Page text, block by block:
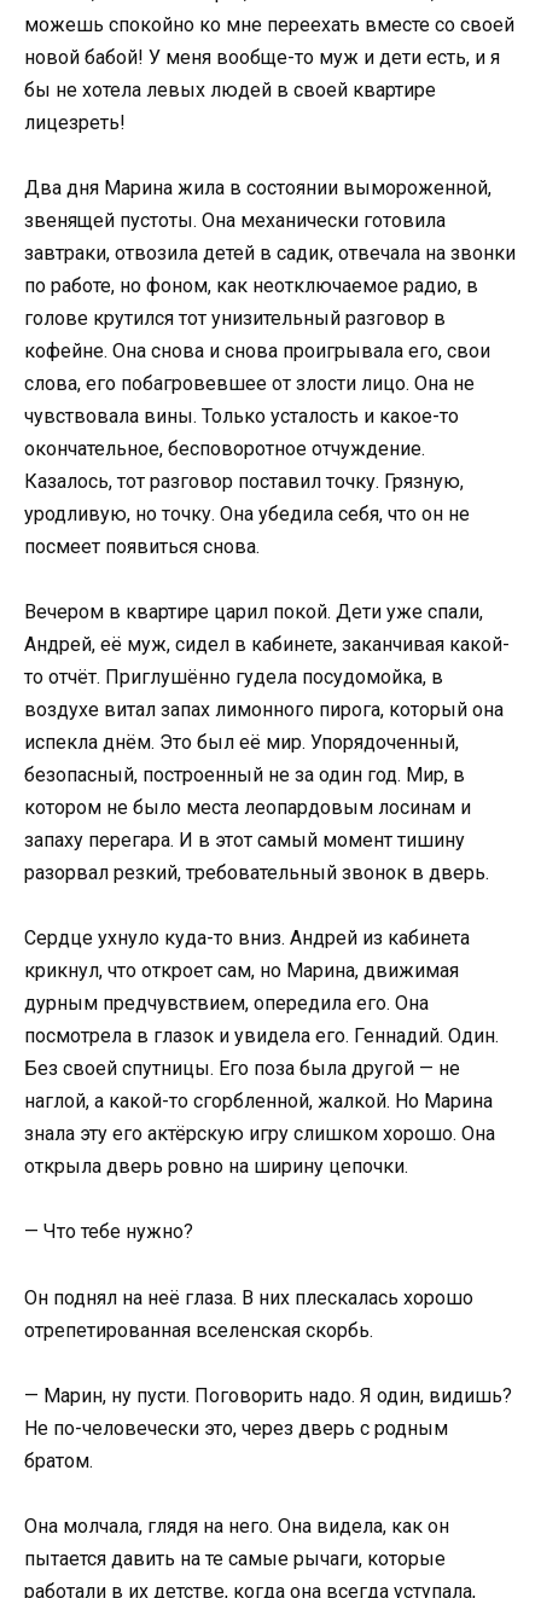
можешь спокойно ко мне переехать вместе со своей
новой бабой! У меня вообще-то муж и дети есть, и я
бы не хотела левых людей в своей квартире
лицезреть!
Два дня Марина жила в состоянии вымороженной,
звенящей пустоты. Она механически готовила
завтраки, отвозила детей в садик, отвечала на звонки
по работе, но фоном, как неотключаемое радио, в
голове крутился тот унизительный разговор в
кофейне. Она снова и снова проигрывала его, свои
слова, его побагровевшее от злости лицо. Она не
чувствовала вины. Только усталость и какое-то
окончательное, бесповоротное отчуждение.
Казалось, тот разговор поставил точку. Грязную,
уродливую, но точку. Она убедила себя, что он не
посмеет появиться снова.
Вечером в квартире царил покой. Дети уже спали,
Андрей, её муж, сидел в кабинете, заканчивая какой-
то отчёт. Приглушённо гудела посудомойка, в
воздухе витал запах лимонного пирога, который она
испекла днём. Это был её мир. Упорядоченный,
безопасный, построенный не за один год. Мир, в
котором не было места леопардовым лосинам и
запаху перегара. И в этот самый момент тишину
разорвал резкий, требовательный звонок в дверь.
Сердце ухнуло куда-то вниз. Андрей из кабинета
крикнул, что откроет сам, но Марина, движимая
дурным предчувствием, опередила его. Она
посмотрела в глазок и увидела его. Геннадий. Один.
Без своей спутницы. Его поза была другой — не
наглой, а какой-то сгорбленной, жалкой. Но Марина
знала эту его актёрскую игру слишком хорошо. Она
открыла дверь ровно на ширину цепочки.
— Что тебе нужно?
Он поднял на неё глаза. В них плескалась хорошо
отрепетированная вселенская скорбь.
— Марин, ну пусти. Поговорить надо. Я один, видишь?
Не по-человечески это, через дверь с родным
братом.
Она молчала, глядя на него. Она видела, как он
пытается давить на те самые рычаги, которые
работали в их детстве, когда она всегда уступала,